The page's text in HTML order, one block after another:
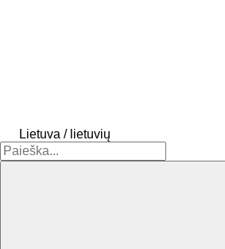
Lietuva / lietuvių